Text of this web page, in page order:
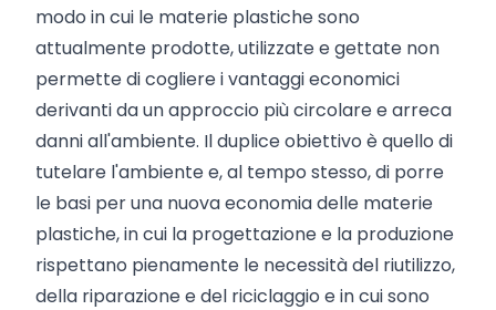
modo in cui le materie plastiche sono
attualmente prodotte, utilizzate e gettate non
permette di cogliere i vantaggi economici
derivanti da un approccio più circolare e arreca
danni all'ambiente. Il duplice obiettivo è quello di
tutelare l'ambiente e, al tempo stesso, di porre
le basi per una nuova economia delle materie
plastiche, in cui la progettazione e la produzione
rispettano pienamente le necessità del riutilizzo,
della riparazione e del riciclaggio e in cui sono